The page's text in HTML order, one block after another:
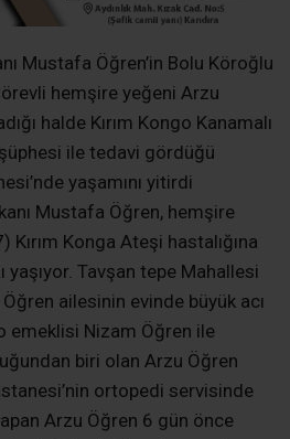
Mustafa Öğren’in Bolu Köroğlu
hemşire yeğeni Arzu
halde Kırım Kongo Kanamalı
ile tedavi gördüğü
yaşamını yitirdi
Mustafa Öğren, hemşire
Kırım Konga Ateşi hastalığına
yaşıyor. Tavşan tepe Mahallesi
ailesinin evinde büyük acı
emeklisi Nizam Öğren ile
biri olan Arzu Öğren
ortopedi servisinde
Arzu Öğren 6 gün önce